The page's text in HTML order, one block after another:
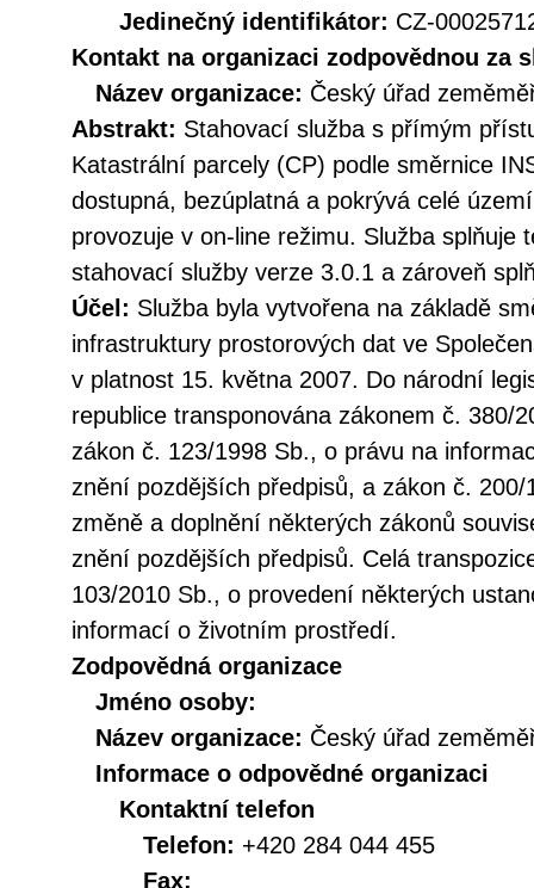
Jedinečný identifikátor: CZ-
Kontakt na organizaci zodpovědnou za
Název organizace: Český úřad
Abstrakt: Stahovací služba s přímým
Katastrální parcely (CP) podle směrnice
dostupná, bezúplatná a pokrývá celé
provozuje v on-line režimu. Služba splňuje
stahovací služby verze 3.0.1 a zároveň
Účel: Služba byla vytvořena na základě
infrastruktury prostorových dat ve
v platnost 15. května 2007. Do národní
republice transponována zákonem č. 380/
zákon č. 123/1998 Sb., o právu na
znění pozdějších předpisů, a zákon č.
změně a doplnění některých zákonů
znění pozdějších předpisů. Celá
103/2010 Sb., o provedení některých
informací o životním prostředí.
Zodpovědná organizace
Jméno osoby:
Název organizace: Český úřad
Informace o odpovědné organizaci
Kontaktní telefon
Telefon: +420 284 044 455
Fax: